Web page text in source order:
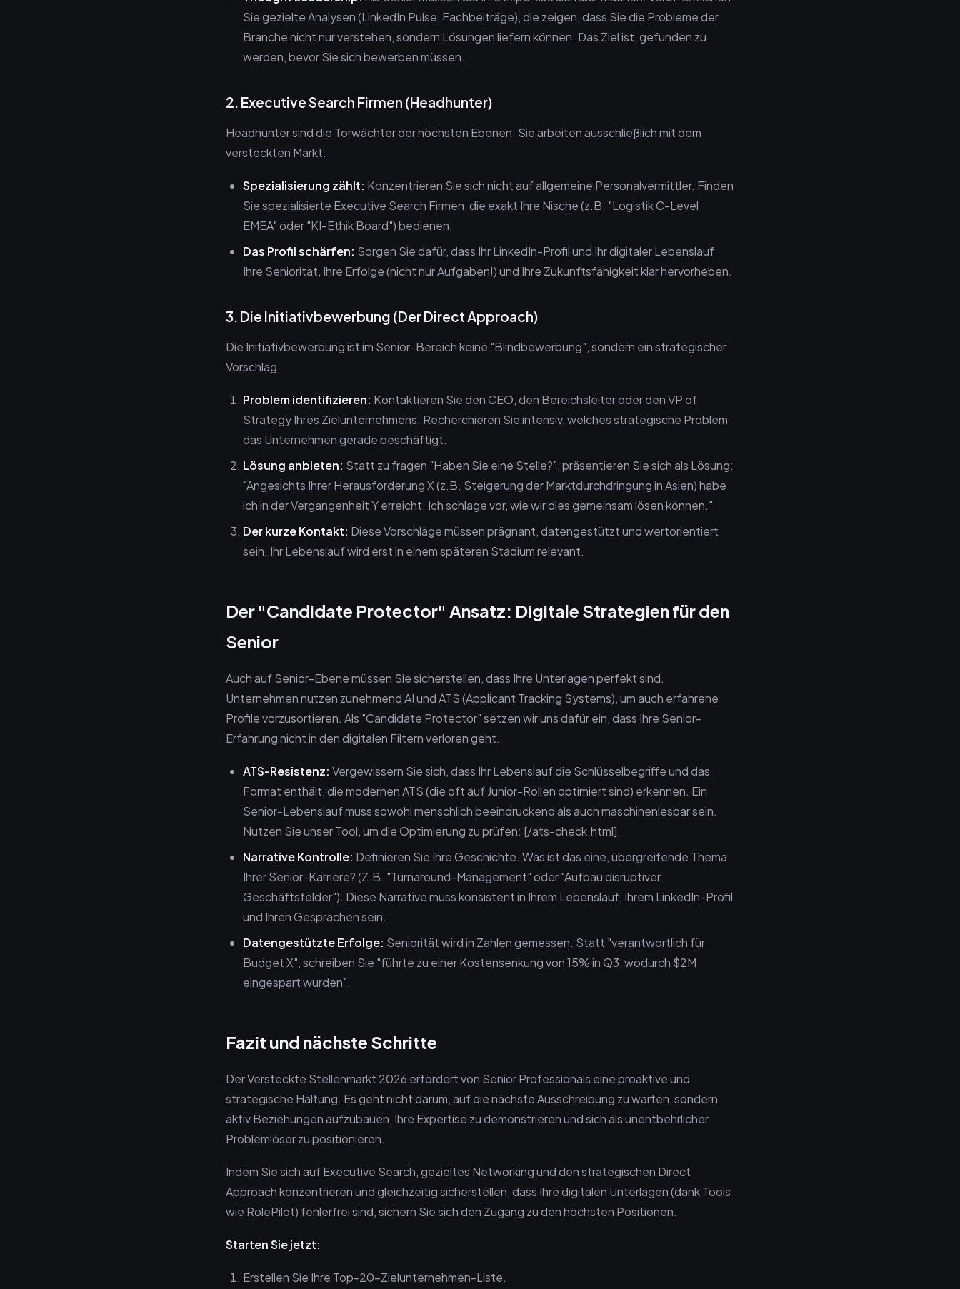
Sie gezielte Analysen (LinkedIn Pulse, Fachbeiträge), die zeigen, dass Sie die Probleme der
Branche nicht nur verstehen, sondern Lösungen liefern können. Das Ziel ist, gefunden zu
werden, bevor Sie sich bewerben müssen.
2. Executive Search Firmen (Headhunter)
Headhunter sind die Torwächter der höchsten Ebenen. Sie arbeiten ausschließlich mit dem
versteckten Markt.
Spezialisierung zählt: Konzentrieren Sie sich nicht auf allgemeine Personalvermittler. Finden
Sie spezialisierte Executive Search Firmen, die exakt Ihre Nische (z.B. "Logistik C-Level
EMEA" oder "KI-Ethik Board") bedienen.
Das Profil schärfen: Sorgen Sie dafür, dass Ihr LinkedIn-Profil und Ihr digitaler Lebenslauf
Ihre Seniorität, Ihre Erfolge (nicht nur Aufgaben!) und Ihre Zukunftsfähigkeit klar hervorheben.
3. Die Initiativbewerbung (Der Direct Approach)
Die Initiativbewerbung ist im Senior-Bereich keine "Blindbewerbung", sondern ein strategischer
Vorschlag.
Problem identifizieren: Kontaktieren Sie den CEO, den Bereichsleiter oder den VP of
Strategy Ihres Zielunternehmens. Recherchieren Sie intensiv, welches strategische Problem
das Unternehmen gerade beschäftigt.
Lösung anbieten: Statt zu fragen "Haben Sie eine Stelle?", präsentieren Sie sich als Lösung:
"Angesichts Ihrer Herausforderung X (z.B. Steigerung der Marktdurchdringung in Asien) habe
ich in der Vergangenheit Y erreicht. Ich schlage vor, wie wir dies gemeinsam lösen können."
Der kurze Kontakt: Diese Vorschläge müssen prägnant, datengestützt und wertorientiert
sein. Ihr Lebenslauf wird erst in einem späteren Stadium relevant.
Der "Candidate Protector" Ansatz: Digitale Strategien für den
Senior
Auch auf Senior-Ebene müssen Sie sicherstellen, dass Ihre Unterlagen perfekt sind.
Unternehmen nutzen zunehmend AI und ATS (Applicant Tracking Systems), um auch erfahrene
Profile vorzusortieren. Als "Candidate Protector" setzen wir uns dafür ein, dass Ihre Senior-
Erfahrung nicht in den digitalen Filtern verloren geht.
ATS-Resistenz: Vergewissern Sie sich, dass Ihr Lebenslauf die Schlüsselbegriffe und das
Format enthält, die modernen ATS (die oft auf Junior-Rollen optimiert sind) erkennen. Ein
Senior-Lebenslauf muss sowohl menschlich beeindruckend als auch maschinenlesbar sein.
Nutzen Sie unser Tool, um die Optimierung zu prüfen: [/ats-check.html].
Narrative Kontrolle: Definieren Sie Ihre Geschichte. Was ist das eine, übergreifende Thema
Ihrer Senior-Karriere? (Z.B. "Turnaround-Management" oder "Aufbau disruptiver
Geschäftsfelder"). Diese Narrative muss konsistent in Ihrem Lebenslauf, Ihrem LinkedIn-Profil
und Ihren Gesprächen sein.
Datengestützte Erfolge: Seniorität wird in Zahlen gemessen. Statt "verantwortlich für
Budget X", schreiben Sie "führte zu einer Kostensenkung von 15% in Q3, wodurch $2M
eingespart wurden".
Fazit und nächste Schritte
Der Versteckte Stellenmarkt 2026 erfordert von Senior Professionals eine proaktive und
strategische Haltung. Es geht nicht darum, auf die nächste Ausschreibung zu warten, sondern
aktiv Beziehungen aufzubauen, Ihre Expertise zu demonstrieren und sich als unentbehrlicher
Problemlöser zu positionieren.
Indem Sie sich auf Executive Search, gezieltes Networking und den strategischen Direct
Approach konzentrieren und gleichzeitig sicherstellen, dass Ihre digitalen Unterlagen (dank Tools
wie RolePilot) fehlerfrei sind, sichern Sie sich den Zugang zu den höchsten Positionen.
Starten Sie jetzt:
Erstellen Sie Ihre Top-20-Zielunternehmen-Liste.